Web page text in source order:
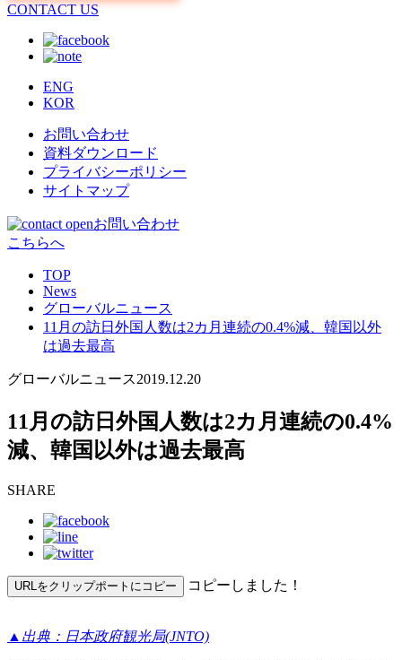
CONTACT US
ENG
KOR
お問い合わせ
資料ダウンロード
プライバシーポリシー
サイトマップ
お問い合わせ
こちらへ
TOP
News
グローバルニュース
11月の訪日外国人数は2カ月連続の0.4%減、韓国以外
は過去最高
グローバルニュース2019.12.20
11月の訪日外国人数は2カ月連続の0.4%
減、韓国以外は過去最高
SHARE
URLをクリップポートにコピー コピーしました！
▲出典：日本政府観光局(JNTO)